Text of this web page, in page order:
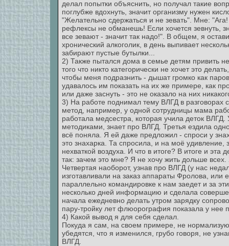
делал попытки объяснить, но получал такие
поглубже вдохнуть, значит организму нужен
"Желательно сдержаться и не зевать". Мне:
рефлексы не обманешь! Если хочется зевнуть,
все зевают - значит так надо!". В общем, я
хронический алкоголик, в день выпивает
забирают пустые бутылки...
2) Также пытался дома в семье детям привить
того что никто категорически не хочет это
чтобы меня подразнить - дышат громко как
удавалось им показать на их же примере, как
или даже заснуть - это не оказало на них
3) На работе поднимал тему ВЛГД в разговорах
метод, например, у одной сотрудницы мама
работала медсестра, которая учила деток
методиками, знает про ВЛГД. Третья ездила
всё поняла. Я ей даже предложил - спроси у
это знахарка. Та спросила, и на моё удивление,
нехваткой воздуха. И что в итоге? В итоге и эта
так: зачем это мне? Я не хочу жить дольше
Четвертая наоборот, узнав про ВЛГД (у нас
изготавливали на заказ аппараты Фролова, или
параллельно командировке к нам заедет и за
несколько дней информацию и сделала
начала ежедневно делать утром зарядку
пару-тройку лет флюорография показала у нее
4) Какой вывод я для себя сделал.
Покуда я сам, на своем примере, не
убедятся, что я изменился, грубо говоря, не
ВЛГД.